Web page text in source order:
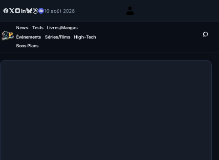
10 août 2026
News Tests
Livres/Mangas
Événements
Séries/Films
High-Tech
Bons Plans